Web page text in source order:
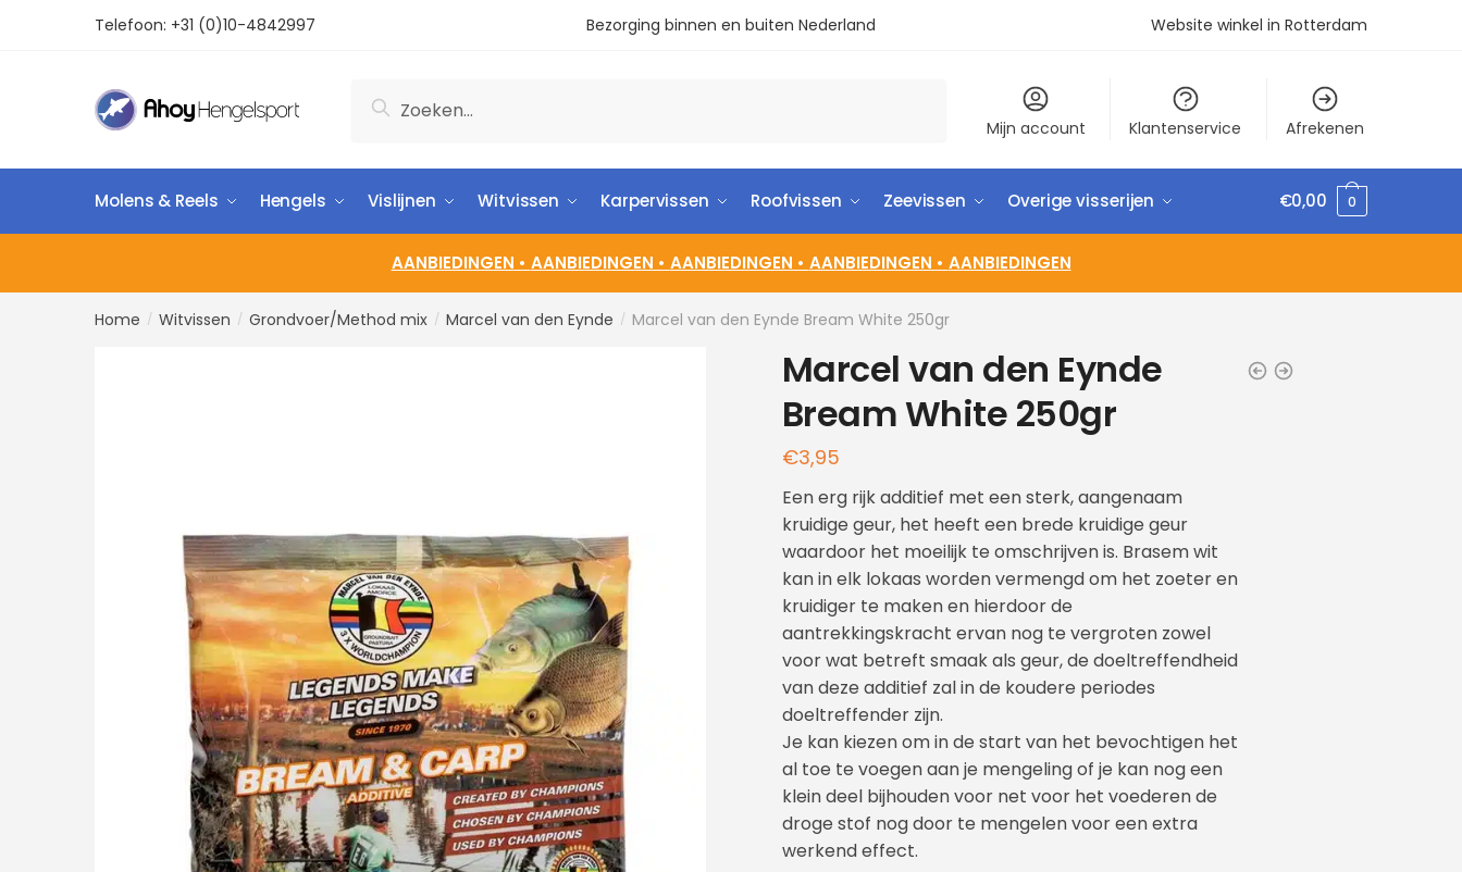
Telefoon: +31 (0)10-4842997 Bezorging binnen en buiten Nederland Website winkel in Rotterdam
Zoeken
Mijn account Klantenservice Afrekenen
Molens & Reels Hengels Vislijnen Witvissen Karpervissen Roofvissen Zeevissen Overige visserijen €0,00 0
AANBIEDINGEN • AANBIEDINGEN • AANBIEDINGEN • AANBIEDINGEN • AANBIEDINGEN
Home / Witvissen / Grondvoer/Method mix / Marcel van den Eynde / Marcel van den Eynde Bream White 250gr
Marcel van den Eynde
Bream White 250gr
€3,95
Een erg rijk additief met een sterk, aangenaam
kruidige geur, het heeft een brede kruidige geur
waardoor het moeilijk te omschrijven is. Brasem wit
kan in elk lokaas worden vermengd om het zoeter en
kruidiger te maken en hierdoor de
aantrekkingskracht ervan nog te vergroten zowel
voor wat betreft smaak als geur, de doeltreffendheid
van deze additief zal in de koudere periodes
doeltreffender zijn.
Je kan kiezen om in de start van het bevochtigen het
al toe te voegen aan je mengeling of je kan nog een
klein deel bijhouden voor net voor het voederen de
droge stof nog door te mengelen voor een extra
werkend effect.